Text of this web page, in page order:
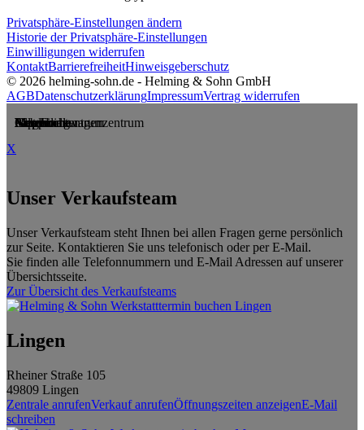
Privatsphäre-Einstellungen ändern
Historie der Privatsphäre-Einstellungen
Einwilligungen widerrufen
KontaktBarrierefreiheitHinweisgeberschutz
© 2026 helming-sohn.de - Helming & Sohn GmbH
AGBDatenschutzerklärungImpressumVertrag widerrufen
Alle Filialen
Lingen
Meppen
Nordhorn
Papenburg
Gebrauchtwagenzentrum
Motorradzentrum
X
Unser Verkaufsteam
Unser Verkaufsteam steht Ihnen bei allen Fragen gerne persönlich
zur Seite. Kontaktieren Sie uns telefonisch oder per E-Mail.
Sie finden alle Telefonnummern und E-Mail Adressen auf unserer
Übersichtsseite.
Zur Übersicht des Verkaufsteams
Lingen
Rheiner Straße 105
49809 Lingen
Zentrale anrufenVerkauf anrufenÖffnungszeiten anzeigenE-Mail
schreiben